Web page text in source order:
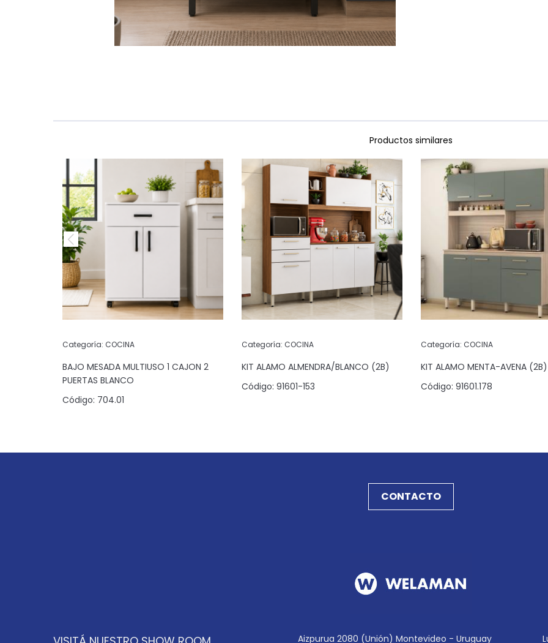
Productos similares
Categoría: COCINA
BAJO MESADA MULTIUSO 1 CAJON 2
PUERTAS BLANCO
Código: 704.01
Categoría: COCINA
KIT ALAMO ALMENDRA/BLANCO (2B)
Código: 91601-153
Categoría: COCINA
KIT ALAMO MENTA-AVENA (2B)
Código: 91601.178
CONTACTO
Aizpurua 2080 (Unión) Montevideo - Uruguay